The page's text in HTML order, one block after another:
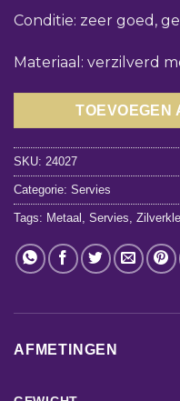
Conditie: zeer goed,
Materiaal: verzilverd
TOEVOEGEN
SKU: 24027
Categorie: Servies
Tags: Metaal Servies
AFMETINGEN